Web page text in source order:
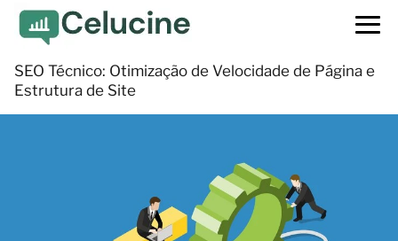
SEO Técnico: Otimização de Velocidade de Página e
Estrutura de Site